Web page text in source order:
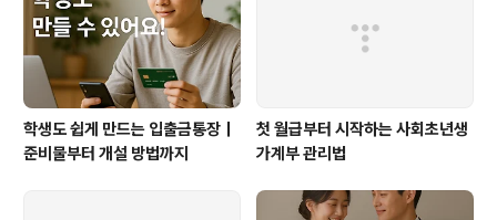
신청이 가능합니다. 이를 통해 행정복지센터를 직접 방문
하지 않아도 대부분의 절차를 처리할..
학생도 쉽게 만드는 입출금통장｜
준비물부터 개설 방법까지
첫 월급부터 시작하는 사회초년생
가계부 관리법